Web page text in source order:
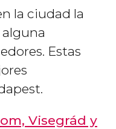
la ciudad la
Estas
Visegrád y